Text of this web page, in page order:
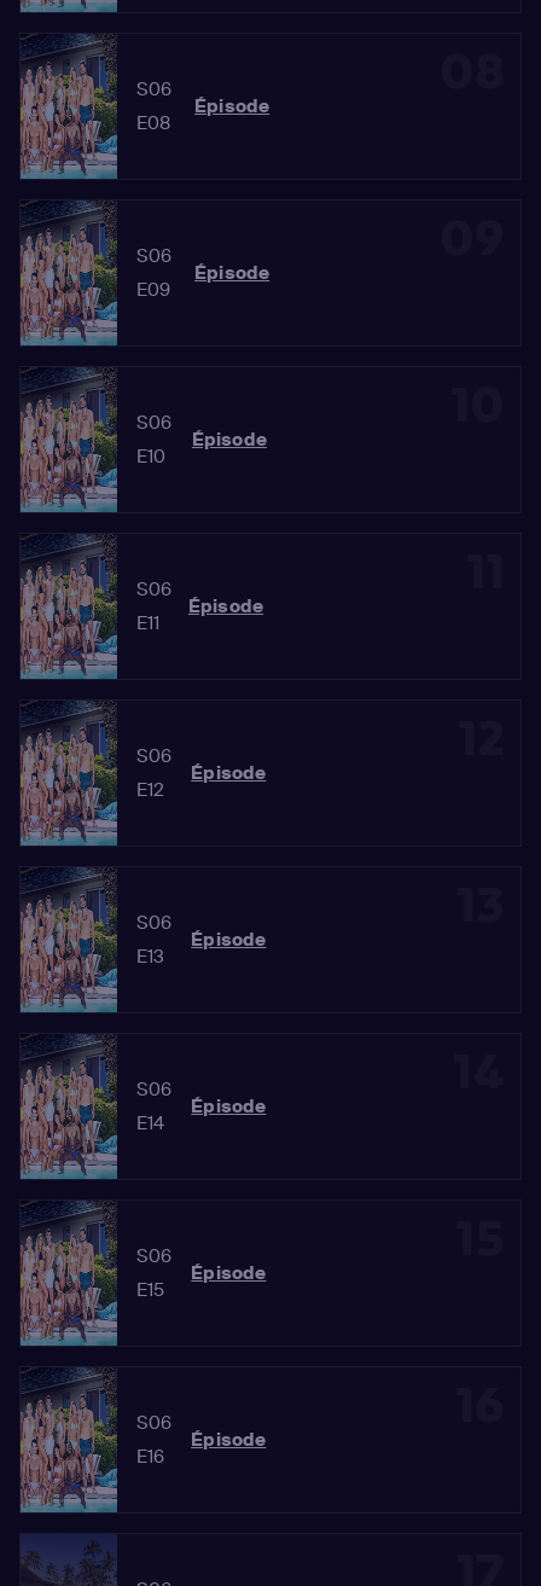
S06
E08
Épisode
S06
E09
Épisode
S06
E10
Épisode
S06
E11
Épisode
S06
E12
Épisode
S06
E13
Épisode
S06
E14
Épisode
S06
E15
Épisode
S06
E16
Épisode